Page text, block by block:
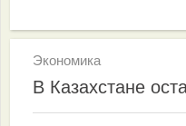
Экономика
В Казахстане